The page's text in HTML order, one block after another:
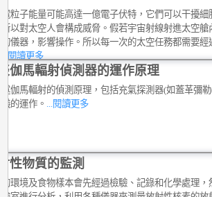
粒子能量可能高達一億電子伏特，它們可以干擾細
以對太空人會構成威脅。假若宇宙射線射進太空艙
儀器，影響操作。所以每一次的太空任務都需要經
...閱讀更多
伽馬輻射偵測器的運作原理
伽馬輻射的偵測原理，包括充氣探測器(如蓋革彌
的運作。
...閱讀更多
性物質的監測
環境及食物樣本會先經過檢驗、記錄和化學處理，